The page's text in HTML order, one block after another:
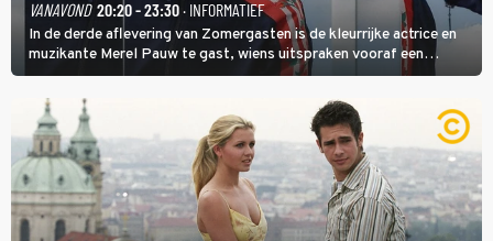
VANAVOND 20:20 - 23:30· INFORMATIEF
In de derde aflevering van Zomergasten is de kleurrijke actrice en
muzikante Merel Pauw te gast, wiens uitspraken vooraf een
boeiende avond beloven: 'Mijn ideale televisieavond is zoals mijn
identiteit: grenzeloos, absurd en vol angsten'.